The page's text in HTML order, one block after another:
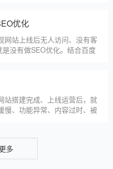
助企业避开误区、正确使
优化
网站上线后无人访问、没有客
是没有做SEO优化。结合百度
地精准流量，实现被动获
站搭建完成、上线运营后，就
慢、功能异常、内容过时、被
合我们的建站套餐（所有套餐
多